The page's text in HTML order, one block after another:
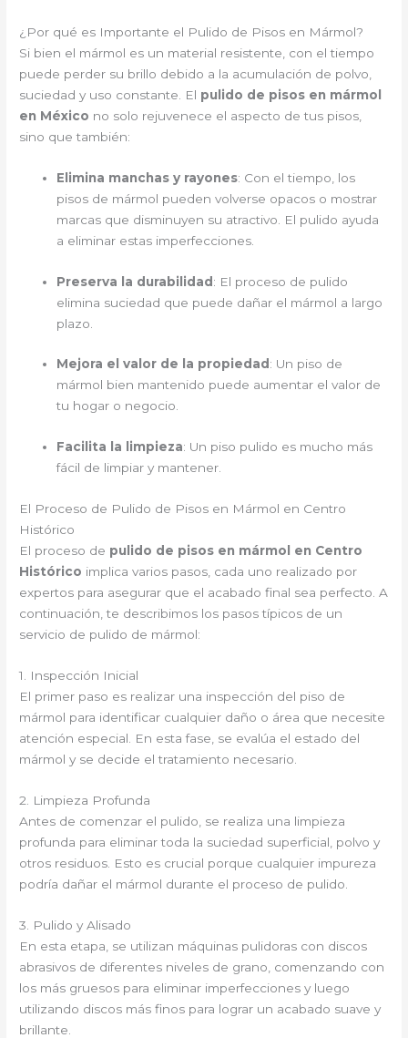
¿Por qué es Importante el Pulido de Pisos en Mármol?
Si bien el mármol es un material resistente, con el tiempo
puede perder su brillo debido a la acumulación de polvo,
suciedad y uso constante. El pulido de pisos en mármol
en México no solo rejuvenece el aspecto de tus pisos,
sino que también:
Elimina manchas y rayones: Con el tiempo, los
pisos de mármol pueden volverse opacos o mostrar
marcas que disminuyen su atractivo. El pulido ayuda
a eliminar estas imperfecciones.
Preserva la durabilidad: El proceso de pulido
elimina suciedad que puede dañar el mármol a largo
plazo.
Mejora el valor de la propiedad : Un piso de
mármol bien mantenido puede aumentar el valor de
tu hogar o negocio.
Facilita la limpieza: Un piso pulido es mucho más
fácil de limpiar y mantener.
El Proceso de Pulido de Pisos en Mármol en Centro
Histórico
El proceso de pulido de pisos en mármol en Centro
Histórico implica varios pasos, cada uno realizado por
expertos para asegurar que el acabado final sea perfecto. A
continuación, te describimos los pasos típicos de un
servicio de pulido de mármol:
1. Inspección Inicial
El primer paso es realizar una inspección del piso de
mármol para identificar cualquier daño o área que necesite
atención especial. En esta fase, se evalúa el estado del
mármol y se decide el tratamiento necesario.
2. Limpieza Profunda
Antes de comenzar el pulido, se realiza una limpieza
profunda para eliminar toda la suciedad superficial, polvo y
otros residuos. Esto es crucial porque cualquier impureza
podría dañar el mármol durante el proceso de pulido.
3. Pulido y Alisado
En esta etapa, se utilizan máquinas pulidoras con discos
abrasivos de diferentes niveles de grano, comenzando con
los más gruesos para eliminar imperfecciones y luego
utilizando discos más finos para lograr un acabado suave y
brillante.